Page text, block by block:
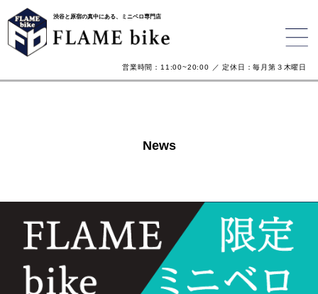
渋谷と原宿の真中にある、ミニベロ専門店
営業時間：11:00~20:00 ／ 定休日：毎月第３木曜日
News